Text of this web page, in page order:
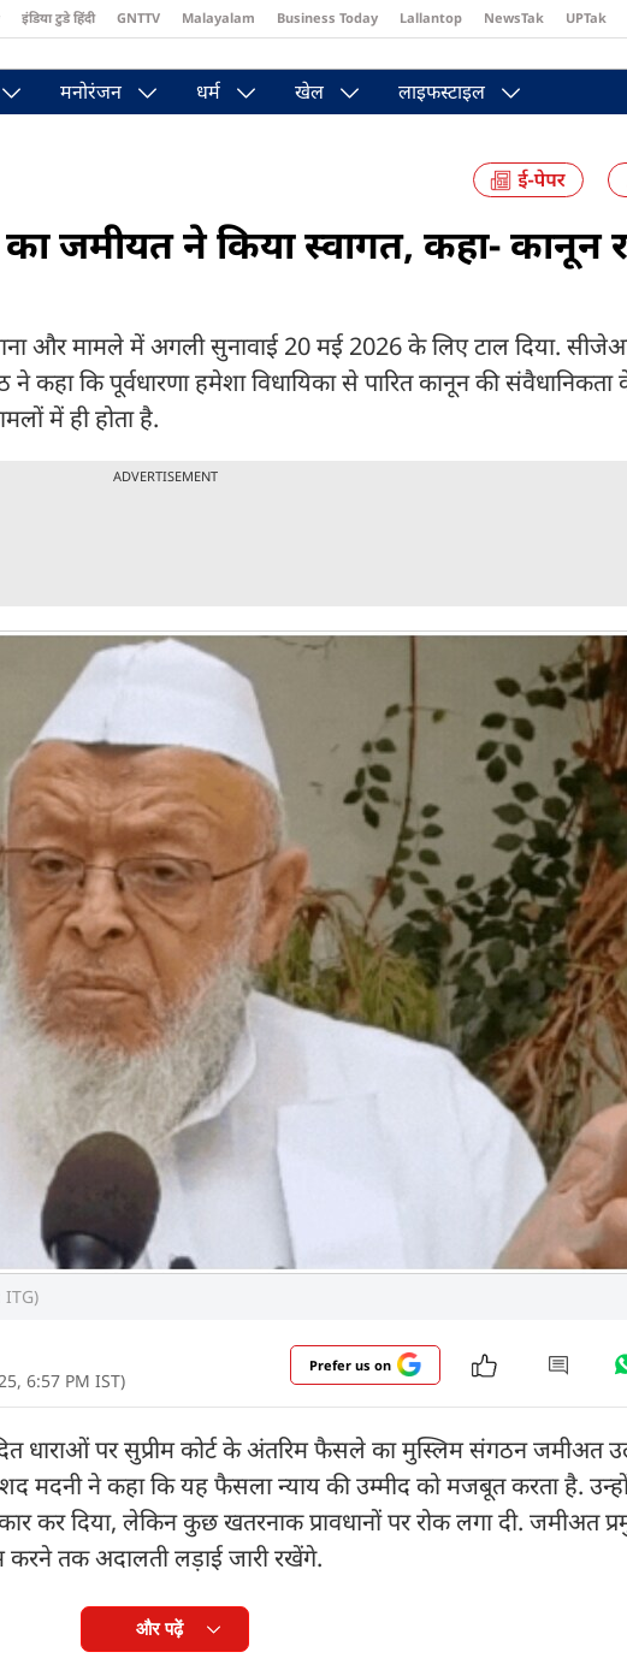
इंडिया टुडे हिंदी GNTTV Malayalam Business Today Lallantop NewsTak UPTak
मनोरंजन धर्म खेल लाइफस्टाइल
ने किया स्वागत, कहा- कानून
और मामले में अगली सुनावाई 20 मई 2026 के लिए टाल दिया.
कि पूर्वधारणा हमेशा विधायिका से पारित कानून की संवैधानिकता
में ही होता है.
ADVERTISEMENT
ITG)
6:57 PM IST)
Prefer us on
धाराओं पर सुप्रीम कोर्ट के अंतरिम फैसले का मुस्लिम संगठन जमीअत
मदनी ने कहा कि यह फैसला न्याय की उम्मीद को मजबूत करता है.
कर दिया, लेकिन कुछ खतरनाक प्रावधानों पर रोक लगा दी. जमीअत
तक अदालती लड़ाई जारी रखेंगे.
और पढ़ें